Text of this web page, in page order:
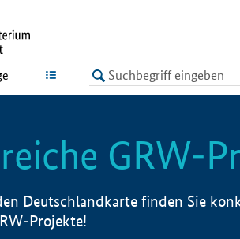
LISTE
GRW-
Deutschlandkarte finden Sie
Projekte!